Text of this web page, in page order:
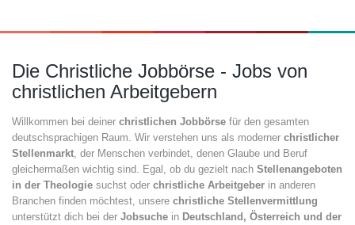
Die Christliche Jobbörse - Jobs von
christlichen Arbeitgebern
Willkommen bei deiner christlichen Jobbörse für den gesamten
deutschsprachigen Raum. Wir verstehen uns als moderner christlicher
Stellenmarkt , der Menschen verbindet, denen Glaube und Beruf
gleichermaßen wichtig sind. Egal, ob du gezielt nach Stellenangeboten
in der Theologie suchst oder christliche Arbeitgeber in anderen
Branchen finden möchtest, unsere christliche Stellenvermittlung
unterstützt dich bei der Jobsuche in Deutschland, Österreich und der